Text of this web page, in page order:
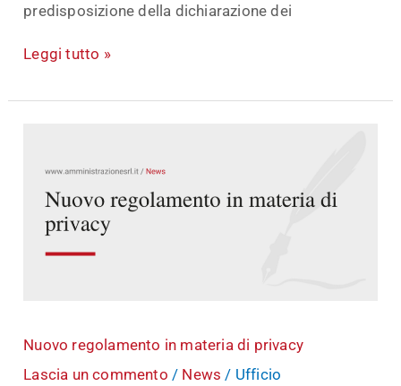
predisposizione della dichiarazione dei
Leggi tutto »
Nuovo regolamento in materia di privacy
Lascia un commento / News / Ufficio
materia
privacy